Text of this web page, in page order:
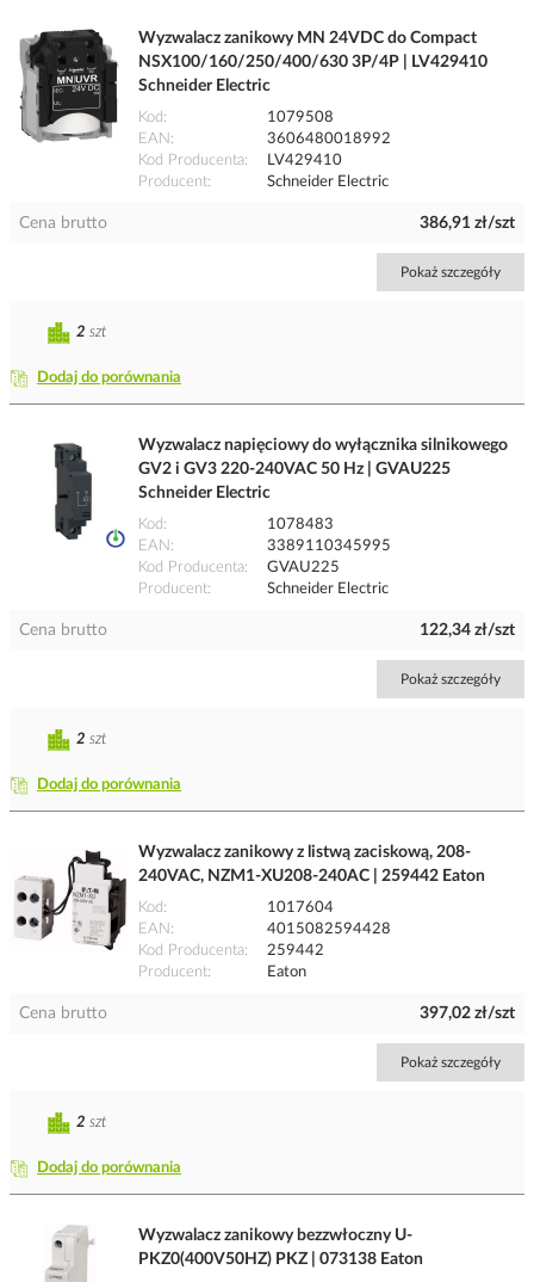
Wyzwalacz zanikowy MN 24VDC do Compact
NSX100/160/250/400/630 3P/4P | LV429410
Schneider Electric
Kod
1079508
EAN
3606480018992
Kod Producenta
LV429410
Producent
Schneider Electric
Cena brutto 386,91 zł/szt
Pokaż szczegóły
Dodaj do porównania
2 szt
Wyzwalacz napięciowy do wyłącznika silnikowego
GV2 i GV3 220-240VAC 50 Hz | GVAU225
Schneider Electric
Kod
1078483
EAN
3389110345995
Kod Producenta
GVAU225
Producent
Schneider Electric
Cena brutto 122,34 zł/szt
Pokaż szczegóły
Dodaj do porównania
2 szt
Wyzwalacz zanikowy z listwą zaciskową, 208-
240VAC, NZM1-XU208-240AC | 259442 Eaton
Kod
1017604
EAN
4015082594428
Kod Producenta
259442
Producent
Eaton
Cena brutto 397,02 zł/szt
Pokaż szczegóły
Dodaj do porównania
2 szt
Wyzwalacz zanikowy bezzwłoczny U-
PKZ0(400V50HZ) PKZ | 073138 Eaton